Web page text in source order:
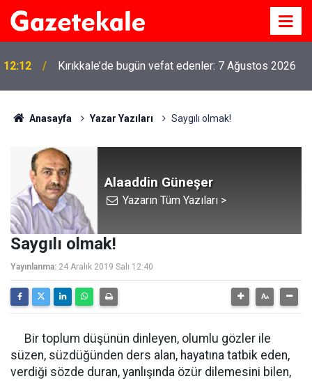
12:12 Kırıkkale’de bugün vefat edenler: 7 Ağustos 2026
Anasayfa Yazar Yazıları Saygılı olmak!
Alaaddin Güneşer
Yazarın Tüm Yazıları >
Saygılı olmak!
Yayınlanma: 24 Aralık 2019 Salı 12:40
Bir toplum düşünün dinleyen, olumlu gözler ile
süzen, süzdüğünden ders alan, hayatına tatbik eden,
verdiği sözde duran, yanlışında özür dilemesini bilen,